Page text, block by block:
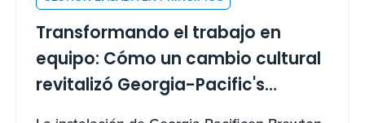
Transformando el trabajo en
equipo: Cómo un cambio cultural
revitalizó Georgia-Pacific's
Brewton Mill